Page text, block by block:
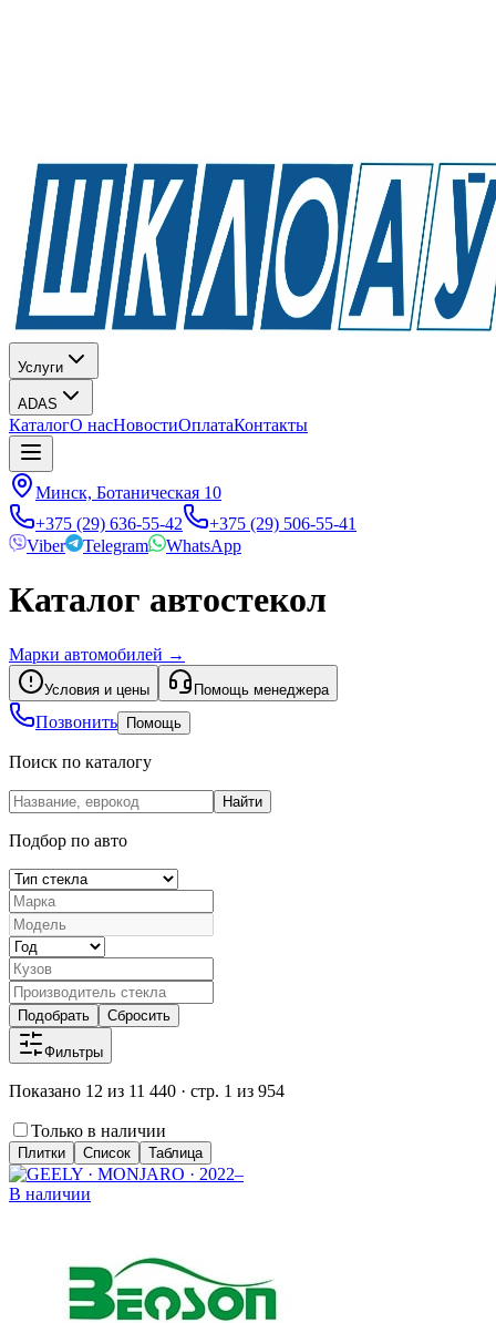
Услуги
ADAS
КаталогО насНовостиОплатаКонтакты
Минск, Ботаническая 10
+375 (29) 636-55-42
+375 (29) 506-55-41
Viber
Telegram WhatsApp
Каталог автостекол
Марки автомобилей →
Условия и цены Помощь менеджера
Позвонить Помощь
Поиск по каталогу
Найти
Подбор по авто
Подобрать Сбросить
Фильтры
Показано 12 из 11 440 · стр. 1 из 954
Только в наличии
Плитки Список Таблица
В наличии